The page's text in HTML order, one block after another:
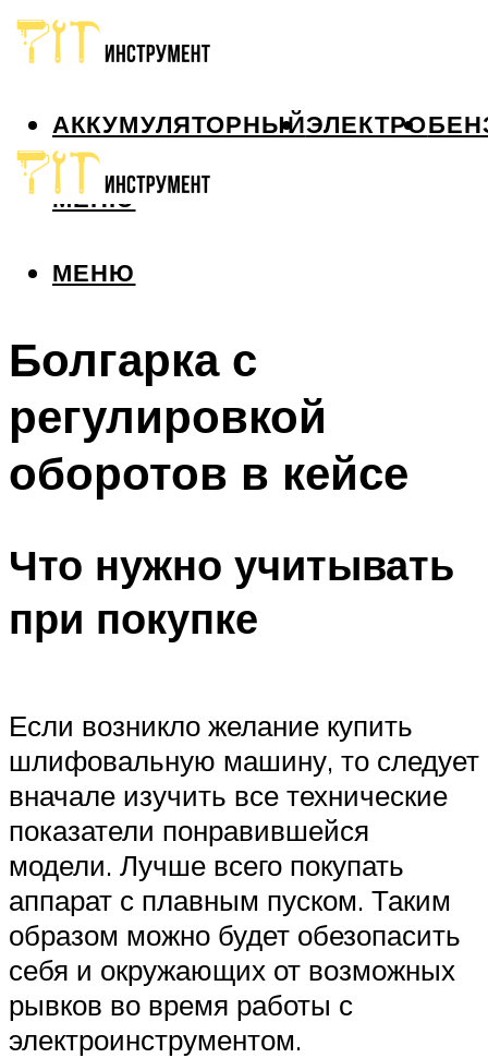
АККУМУЛЯТОРНЫЙЭЛЕКТРО
МЕНЮ
МЕНЮ
Болгарка с
регулировкой
оборотов в кейсе
Что нужно учитывать
при покупке
Если возникло желание купить
шлифовальную машину, то следует
вначале изучить все технические
показатели понравившейся
модели. Лучше всего покупать
аппарат с плавным пуском. Таким
образом можно будет обезопасить
себя и окружающих от возможных
рывков во время работы с
электроинструментом.